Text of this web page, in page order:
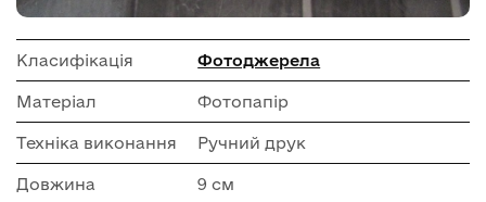
Класифікація Фотоджерела
Матеріал Фотопапір
Техніка виконання Ручний друк
Довжина 9 см